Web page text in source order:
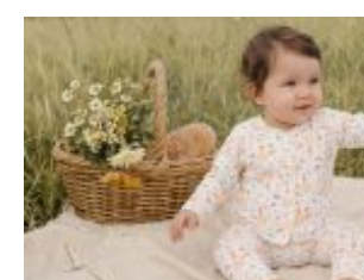
b
o
o
k
A
p
p
a
m